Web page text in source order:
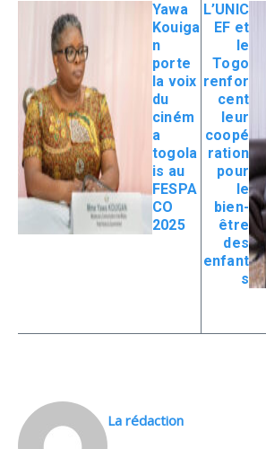
Yawa
Kouiga
n
porte
la voix
du
ciném
a
togola
is au
FESPA
CO
2025
L’UNIC
EF et
le
Togo
renfor
cent
leur
coopé
ration
pour
le
bien-
être
des
enfant
s
La rédaction